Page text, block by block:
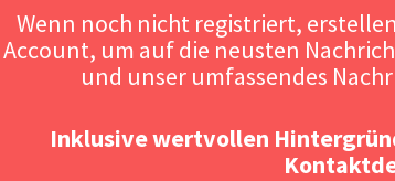
Wenn noch nicht registriert,
Account, um auf die neusten
und unser umfassendes
Inklusive wertvollen